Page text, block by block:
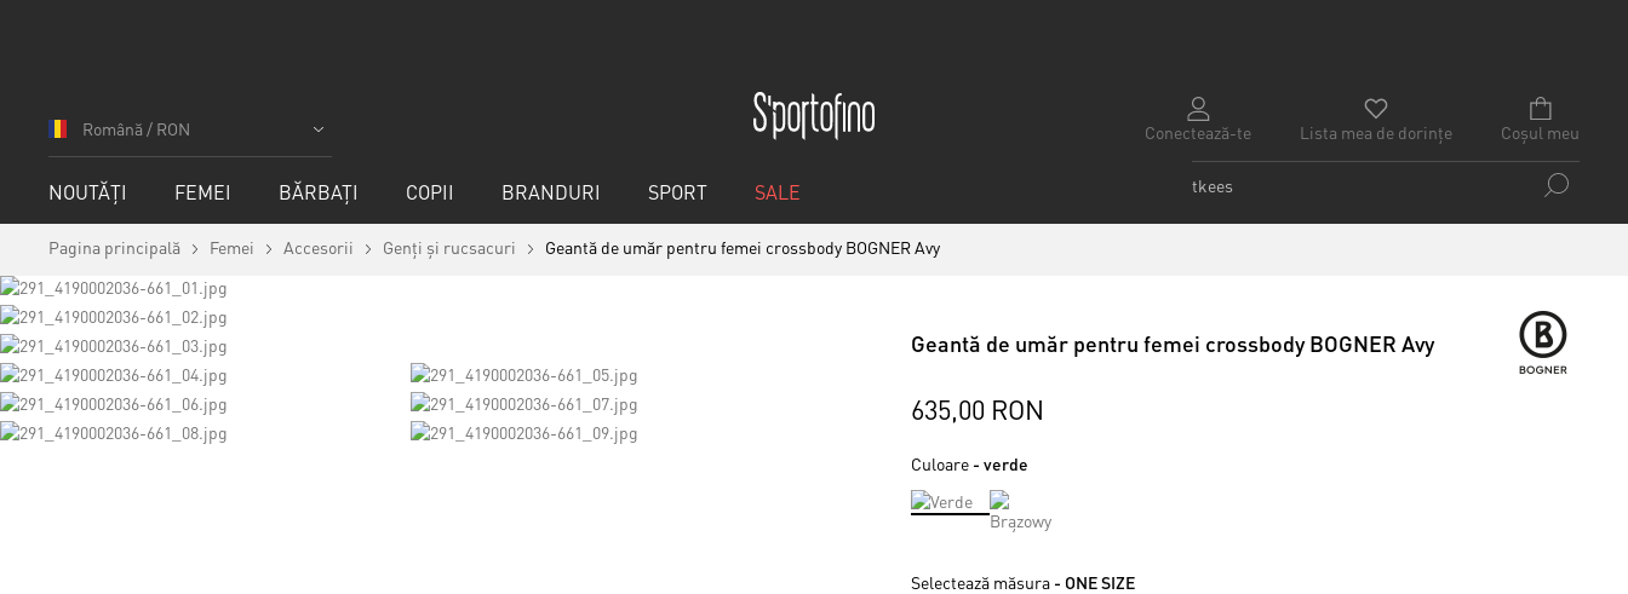
Conectează-te Coșul meu
Lista mea de dorințe
Română / RON
NOUTĂȚI FEMEI BĂRBAȚI COPII BRANDURI SPORT SALE
Pagina principală Femei Accesorii Genți și rucsacuri
Geantă de umăr pentru femei crossbody BOGNER Avy
Skip
to
the
end
of
the
images
gallery
Geantă de umăr pentru femei crossbody BOGNER Avy
635,00 RON
Culoare - verde
Selectează măsura - ONE SIZE